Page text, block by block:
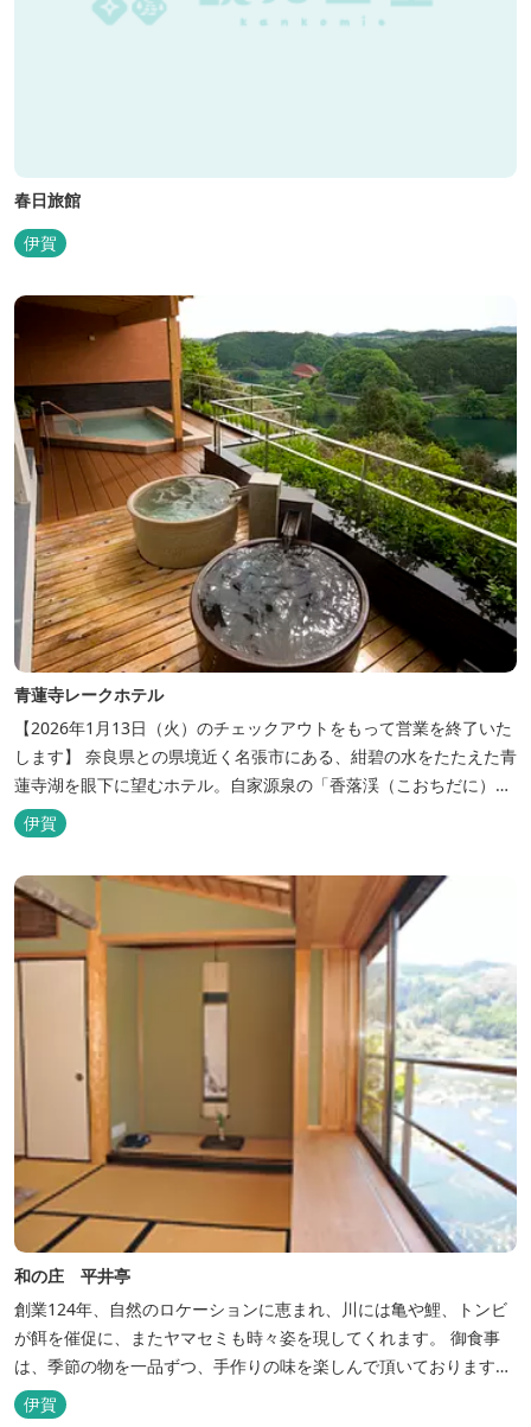
春日旅館
伊賀
青蓮寺レークホテル
【2026年1月13日（火）のチェックアウトをもって営業を終了いた
します】 奈良県との県境近く名張市にある、紺碧の水をたたえた青
蓮寺湖を眼下に望むホテル。自家源泉の「香落渓（こおちだに）温
泉」は天然アルカリ泉。露天風呂から眺める湖は、遮るものがな
く、絶景と評判です。
伊賀
和の庄 平井亭
創業124年、自然のロケーションに恵まれ、川には亀や鯉、トンビ
が餌を催促に、またヤマセミも時々姿を現してくれます。 御食事
は、季節の物を一品ずつ、手作りの味を楽しんで頂いております。
（宿泊一日一組）
伊賀